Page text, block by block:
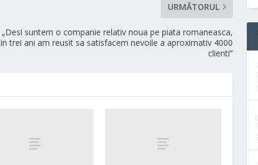
URMĂTORUL
„Desi suntem o companie relativ noua pe piata romaneasca,
in trei ani am reusit sa satisfacem nevoile a aproximativ 4000
clienti”